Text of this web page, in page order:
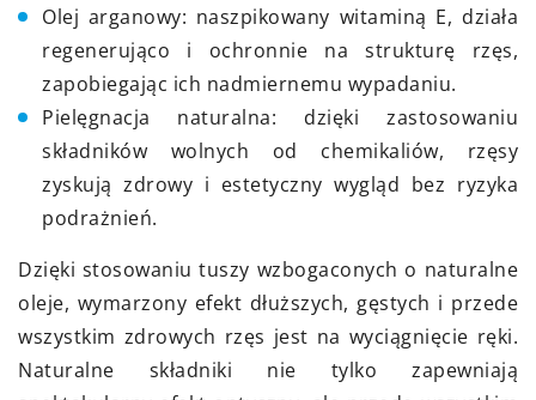
Olej arganowy: naszpikowany witaminą E, działa
regenerująco i ochronnie na strukturę rzęs,
zapobiegając ich nadmiernemu wypadaniu.
Pielęgnacja naturalna: dzięki zastosowaniu
składników wolnych od chemikaliów, rzęsy
zyskują zdrowy i estetyczny wygląd bez ryzyka
podrażnień.
Dzięki stosowaniu tuszy wzbogaconych o naturalne
oleje, wymarzony efekt dłuższych, gęstych i przede
wszystkim zdrowych rzęs jest na wyciągnięcie ręki.
Naturalne składniki nie tylko zapewniają